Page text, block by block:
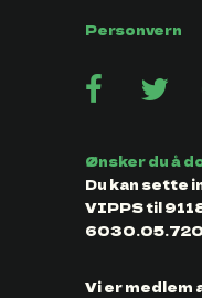
Personvern
Ønsker du å
Du kan sette
VIPPS til
Vi er medlem